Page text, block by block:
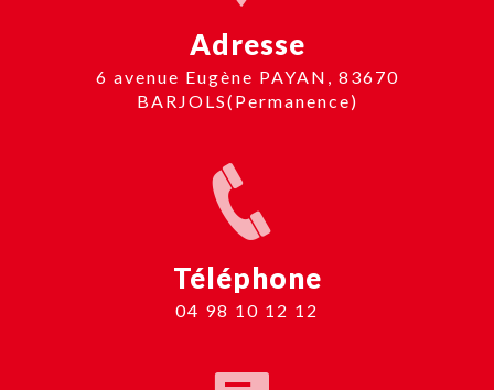
Adresse
6 avenue Eugène PAYAN, 83670
BARJOLS(Permanence)
Téléphone
04 98 10 12 12